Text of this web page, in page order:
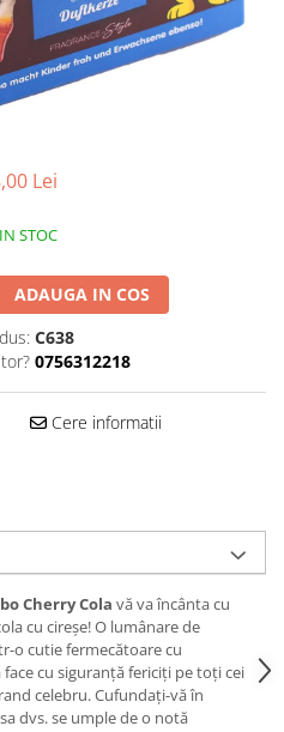
Lei
IN STOC
ADAUGA IN COS
C638
0756312218
Cere informatii
Cherry Cola vă va încânta cu
cu cireșe! O lumânare de
o cutie fermecătoare cu
cu siguranță fericiți pe toți cei
celebru. Cufundați-vă în
dvs. se umple de o notă